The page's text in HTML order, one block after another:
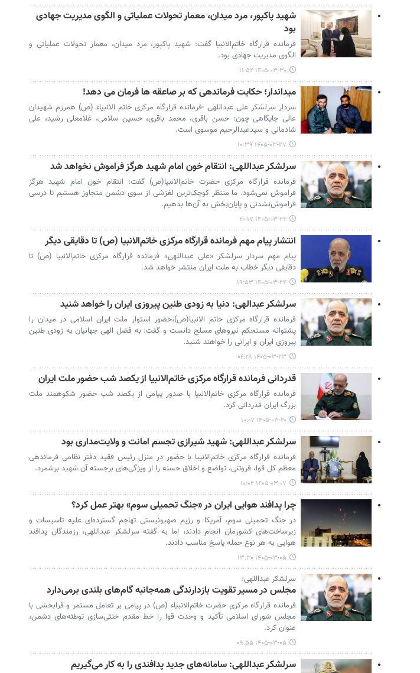
شهید پاکپور، مرد میدان، معمار تحولات عملیاتی و الگوی مدیریت جهادی
بود
فرمانده قرارگاه خاتم‌الانبیا گفت: شهید پاکپور، مرد میدان، معمار تحولات عملیاتی و
الگوی مدیریت جهادی بود.
۱۴۰۵-۰۳-۳۰ ۱۱:۵۲
میداندار؛ حکایت فرماندهی که بر صاعقه ها فرمان می دهد!
سردار سرلشکر علی عبداللهی -فرمانده قرارگاه مرکزی خاتم الانبیاء (ص) همرزم شهیدان
عالی جایگاهی چون: حسن باقری، محمد باقری، حسین سلامی، غلامعلی رشید، علی
شادمانی و سیدعبدالرحیم موسوی است.
۱۴۰۵-۰۳-۲۷ ۱۰:۳۹
سرلشکر عبداللهی: انتقام خون امام شهید هرگز فراموش نخواهد شد
فرمانده قرارگاه مرکزی حضرت خاتم‌الانبیا(ص) گفت: انتقام خون امام شهید هرگز
فراموش نمی‌شود. ما منتظر کوچک‌ترین لغزشی از سوی دشمن متجاوز هستیم تا درسی
فراموش‌نشدنی و پایان‌بخش به آن‌ها بدهیم.
۱۴۰۵-۰۳-۲۴ ۲۰:۱۷
انتشار پیام مهم فرمانده قرارگاه مرکزی خاتم‌الانبیا (ص) تا دقایقی دیگر
پیام مهم سردار سرلشکر «علی عبداللهی» فرمانده قرارگاه مرکزی خاتم‌الانبیا (ص) تا
دقایقی دیگر خطاب به ملت ایران منتشر خواهد شد.
۱۴۰۵-۰۳-۲۴ ۱۹:۵۳
سرلشکر عبدالهی: دنیا به زودی طنین پیروزی ایران را خواهد شنید
فرمانده قرارگاه مرکزی خاتم الانبیا(ص)،حضور استوار ملت ایران اسلامی در میدان را
پشتوانه مستحکم نیروهای مسلح دانست و گفت: به فضل الهی جهانیان به زودی طنین
پیروزی ایران و ایرانی را خواهند شنید.
۱۴۰۵-۰۳-۲۳ ۰۶:۲۸
قدردانی فرمانده قرارگاه مرکزی خاتم‌الانبیا از یکصد شب حضور ملت ایران
فرمانده قرارگاه مرکزی خاتم‌الانبیا با صدور پیامی از یکصد شب حضور شکوهمند ملت
بزرگ ایران قدردانی کرد.
۱۴۰۵-۰۳-۲۰ ۱۰:۰۷
سرلشکر عبداللهی: شهید شیرازی تجسم امانت و ولایت‌مداری بود
فرمانده قرارگاه مرکزی خاتم‌الانبیا با حضور در منزل رئیس فقید دفتر نظامی فرماندهی
معظم کل قوا، فروتنی، تواضع و اخلاق حسنه را از ویژگی‌های برجسته آن شهید برشمرد.
۱۴۰۵-۰۳-۰۷ ۱۰:۰۲
چرا پدافند هوایی ایران در «جنگ تحمیلی سوم» بهتر عمل کرد؟
در جنگ تحمیلی سوم، آمریکا و رژیم صهیونیستی تهاجم گسترده‌ای علیه تاسیسات و
زیرساخت‌های کشورمان انجام دادند، اما به گفته سرلشکر عبداللهی، رزمندگان پدافند
هوایی به هر نوع حمله پاسخ مناسب دادند.
۱۴۰۵-۰۳-۰۵ ۱۳:۳۰
سرلشکر عبداللهی:
مجلس در مسیر تقویت بازدارندگی همه‌جانبه گام‌های بلندی برمی‌دارد
فرمانده قرارگاه مرکزی حضرت خاتم‌الانبیاء (ص) در پیامی بر تعامل مستمر و فرابخشی با
مجلس شورای اسلامی تأکید و وحدت قوا را خط مقدم خنثی‌سازی توطئه‌های دشمن،
عنوان کرد.
۱۴۰۵-۰۳-۰۵ ۰۹:۵۵
سرلشکر عبداللهی: سامانه‌های جدید پدافندی را به کار می‌گیریم